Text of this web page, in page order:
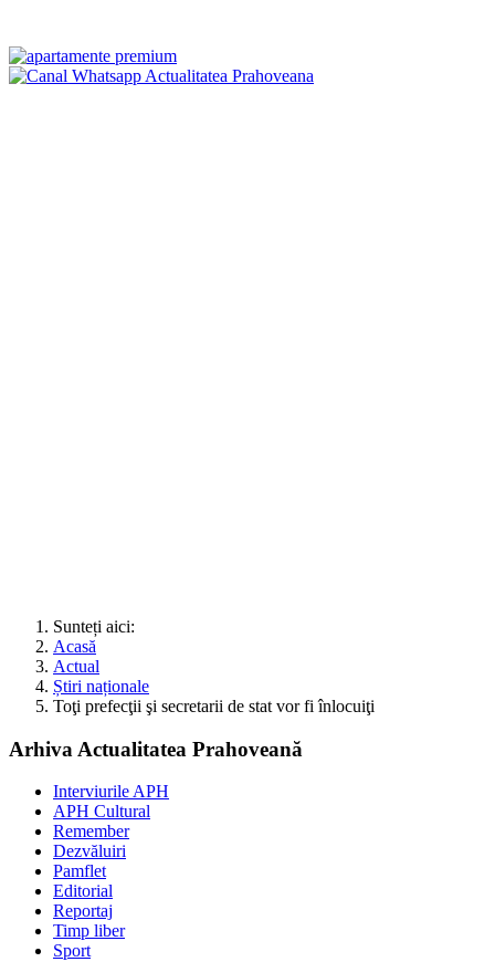
Sunteți aici:
Acasă
Actual
Știri naționale
Toţi prefecţii şi secretarii de stat vor fi înlocuiţi
Arhiva Actualitatea Prahoveană
Interviurile APH
APH Cultural
Remember
Dezvăluiri
Pamflet
Editorial
Reportaj
Timp liber
Sport